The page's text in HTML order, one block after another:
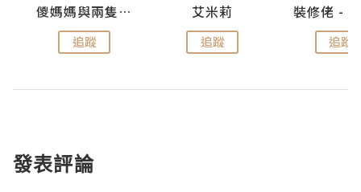
儍媽媽與兩隻小魔怪之家
追蹤
艾米莉
追蹤 追蹤
發表評論